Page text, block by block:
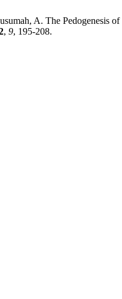
A. The Pedogenesis
, 9, 195-208.